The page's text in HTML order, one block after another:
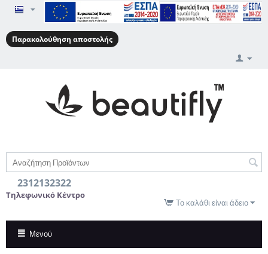
Παρακολούθηση αποστολής
2312132322
Τηλεφωνικό Κέντρο
Το καλάθι είναι άδειο
Μενού